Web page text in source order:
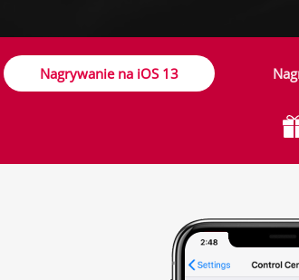
Nagrywanie na iOS 13